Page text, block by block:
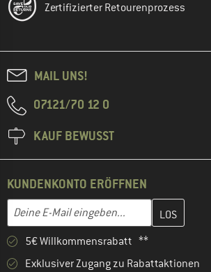
Zertifizierter Retourenprozess
MAIL UNS!
07121/70 12 0
KAUF BEWUSST
KUNDENKONTO ERÖFFNEN
E-Mail-Adresse
Gib hier deine E-Mail-Adresse ein und
5€ Willkommensrabatt **
Exklusiver Zugang zu Rabattaktionen